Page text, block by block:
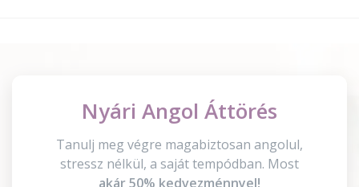
Nyári Angol Áttörés
Tanulj meg végre magabiztosan angolul,
stressz nélkül, a saját tempódban. Most
akár 50% kedvezménnyel!